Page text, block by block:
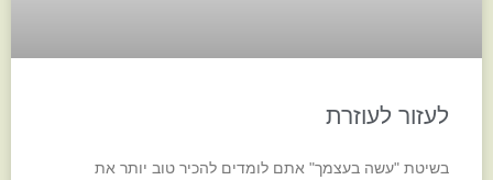
לעזור לעוזרת
בשיטת "עשה בעצמך" אתם לומדים להכיר טוב יותר את